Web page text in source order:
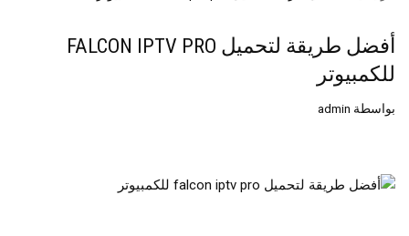
أفضل طريقة لتحميل FALCON IPTV PRO
للكمبيوتر
بواسطة admin